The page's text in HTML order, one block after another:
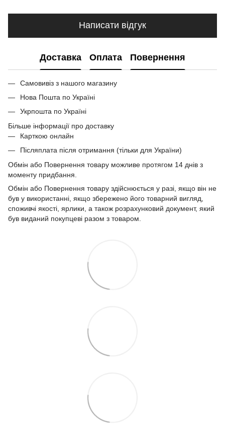
Написати відгук
Доставка Оплата Повернення
Самовивіз з нашого магазину
Нова Пошта по Україні
Укрпошта по Україні
Більше інформації про доставку
Карткою онлайн
Післяплата після отримання (тільки для України)
Обмін або Повернення товару можливе протягом 14 днів з
моменту придбання.
Обмін або Повернення товару здійснюється у разі, якщо він не
був у використанні, якщо збережено його товарний вигляд,
споживчі якості, ярлики, а також розрахунковий документ, який
був виданий покупцеві разом з товаром.